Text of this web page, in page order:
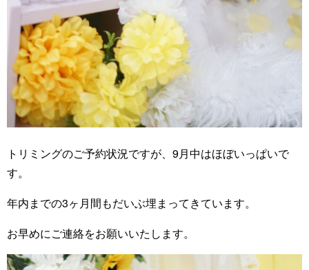
トリミングのご予約状況ですが、9月中はほぼいっぱいで
す。
年内までの3ヶ月間もだいぶ埋まってきています。
お早めにご連絡をお願いいたします。